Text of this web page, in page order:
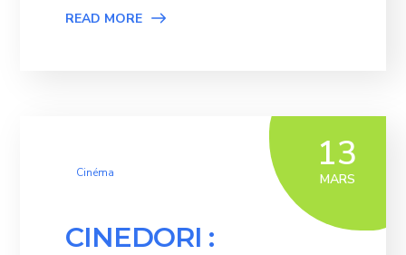
READ MORE
13
MARS
Cinéma
CINEDORI :